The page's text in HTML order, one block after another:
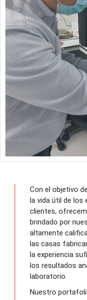
Con el objetivo
la vida útil de los
clientes,
brindado por
altamente
las casas
la experiencia
los resultados
laboratorio.
Nuestro